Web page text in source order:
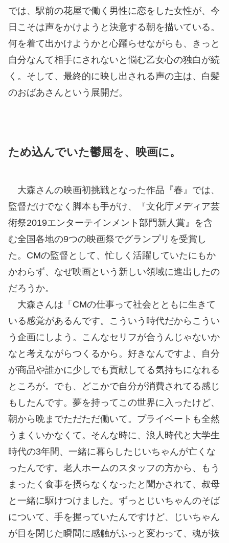
では、駅前の花屋で働く男性に恋をした女性が、今
日こそは声をかけようと決意する朝を描いている。
何を着て出かけようかと心躍らせながらも、きっと
自分なんて相手にされないと悩む乙女心の独白が続
く。そして、最終的に映し出される声の主は、白髪
のおばあさんという展開だ。
ため込んでいた鬱屈を、映画に。
大森さんの映画初挑戦となった作品『春』では、
監督だけでなく脚本も手がけ、『文化庁メディア芸
術祭2019エンターテインメント部門新人賞』を含
む全国各地の9つの映画祭でグランプリを受賞し
た。CMの監督として、忙しく活躍していたにもか
かわらず、なぜ映画という新しい領域に進出したの
だろうか。
大森さんは「CMの仕事って社会とともに生きて
いる感覚があるんです。こういう時代だからこうい
う企画にしよう。こんなセリフが合うんじゃないか
なと考えながらつくるから。好きなんですよ、自分
が商品や誰かに少しでも貢献してる気持ちになれる
ところが。でも、どこかで自分が消費されてる感じ
もしたんです。夢を持ってこの世界に入ったけど、
朝から晩までただただ働いて。プライベートも全然
うまくいかなくて。そんな時に、浪人時代と大学生
時代の3年間、一緒に暮らしたじいちゃんが亡くな
ったんです。老人ホームのスタッフの方から、もう
まったく食事を摂らなくなったと聞かされて、叔母
と一緒に駆けつけました。ずっとじいちゃんのそば
について、手を握っていたんですけど、じいちゃん
が目を閉じた瞬間に感触がふっと変わって、魂が抜